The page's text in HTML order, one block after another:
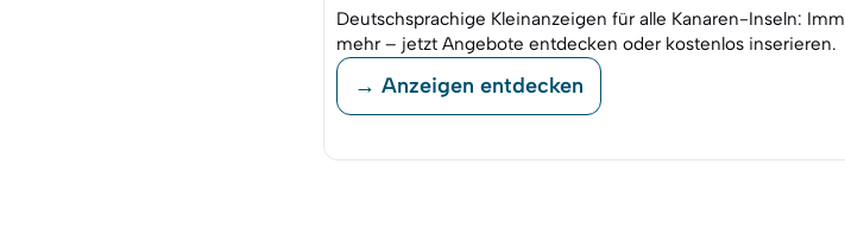
Deutschsprachige Kleinanzeigen für alle Kanaren-Inseln:
mehr – jetzt Angebote entdecken oder kostenlos inserieren.
→ Anzeigen entdecken